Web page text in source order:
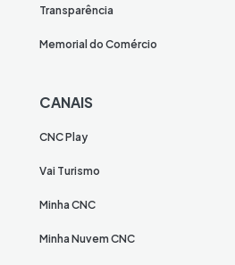
Transparência
Memorial do Comércio
CANAIS
CNC Play
Vai Turismo
Minha CNC
Minha Nuvem CNC